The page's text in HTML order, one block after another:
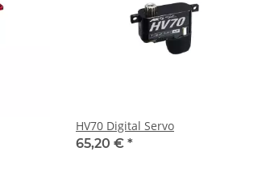
HV70 Digital Servo
65,20 € *